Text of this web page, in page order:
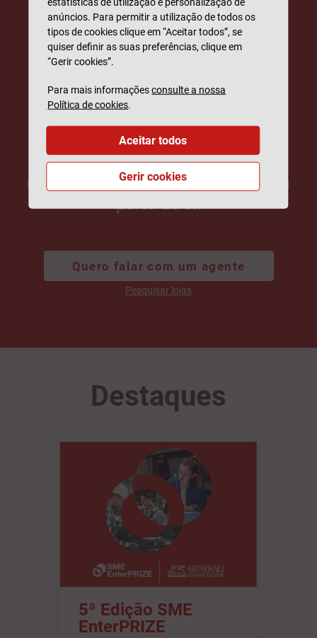
Fale connosco
Estamos sempre disponíveis para
ajudar.
Fale com um dos nossos
especialistas ou encontre uma loja
perto de si.
Quero falar com um agente
Pesquisar lojas
Destaques
5ª Edição SME
EnterPRIZE
anúncios. Para permitir a utilização de todos os
tipos de cookies clique em “Aceitar todos”, se
quiser definir as suas preferências, clique em
“Gerir cookies”.
Para mais informaçõesconsulte a nossa
Política de cookies.
Gerir cookies
Aceitar todos